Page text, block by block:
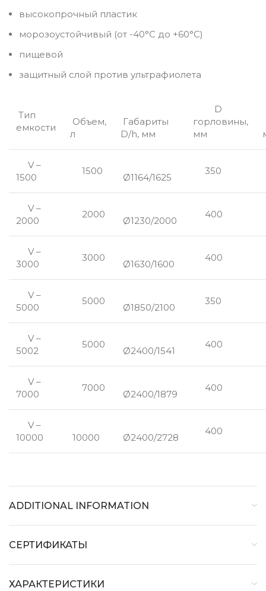
высокопрочный пластик
морозоустойчивый (от -40°C до +60°С)
пищевой
защитный слой против ультрафиолета
Тип
емкости
Объем,
л
Габариты
D/h, мм
D
горловины,
мм
V –
1500
1500
Ø1164/1625
350
V –
2000
2000
Ø1230/2000
400
V –
3000
3000
Ø1630/1600
400
V –
5000
5000
Ø1850/2100
350
V –
5002
5000
Ø2400/1541
400
V –
7000
7000
Ø2400/1879
400
V –
10000
10000 Ø2400/2728
400
ADDITIONAL INFORMATION
СЕРТИФИКАТЫ
ХАРАКТЕРИСТИКИ